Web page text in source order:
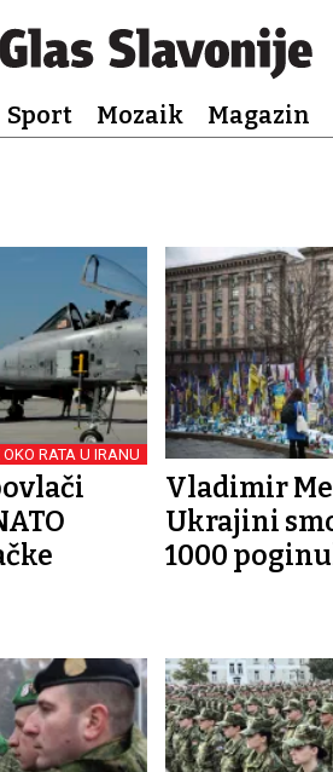
Sport Mozaik Magazin
RATA U IRANU
Vladimir
Ukrajini
1000